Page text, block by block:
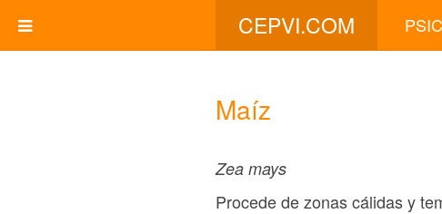
CEPVI.COM
Maíz
Zea mays
Procede de zonas cálidas y